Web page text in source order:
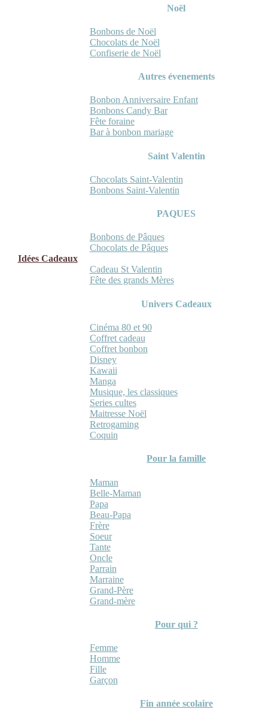
Noël
Bonbons de Noël
Chocolats de Noël
Confiserie de Noël
Autres évenements
Bonbon Anniversaire Enfant
Bonbons Candy Bar
Fête foraine
Bar à bonbon mariage
Saint Valentin
Chocolats Saint-Valentin
Bonbons Saint-Valentin
PAQUES
Bonbons de Pâques
Chocolats de Pâques
Idées Cadeaux
Cadeau St Valentin
Fête des grands Mères
Univers Cadeaux
Cinéma 80 et 90
Coffret cadeau
Coffret bonbon
Disney
Kawaii
Manga
Musique, les classiques
Series cultes
Maitresse Noël
Retrogaming
Coquin
Pour la famille
Maman
Belle-Maman
Papa
Beau-Papa
Frère
Soeur
Tante
Oncle
Parrain
Marraine
Grand-Père
Grand-mère
Pour qui ?
Femme
Homme
Fille
Garçon
Fin année scolaire